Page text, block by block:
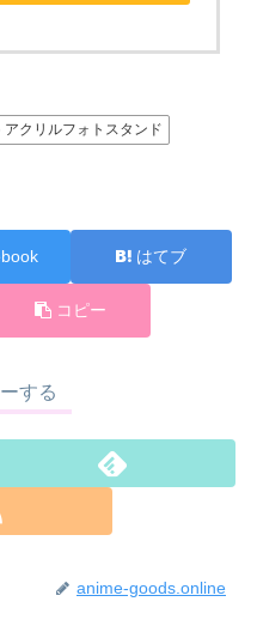
アクリルフォトスタンド
はてブ
コピー
する
anime-goods.online